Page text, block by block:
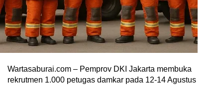
Wartasaburai.com – Pemprov DKI Jakarta membuka
rekrutmen 1.000 petugas damkar pada 12-14 Agustus